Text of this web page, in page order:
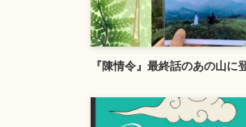
『陳情令』最終話のあの山に